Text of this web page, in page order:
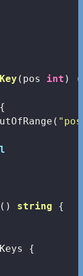
(pos int ) (
() string {
{